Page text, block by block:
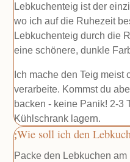
Lebkuchenteig ist der
wo ich auf die Ruhezeit
Lebkuchenteig durch die
eine schönere, dunkle
Ich mache den Teig meist
verarbeite. Kommst du
backen - keine Panik! 2-3
Kühlschrank lagern.
Wie soll ich den
Packe den Lebkuchen